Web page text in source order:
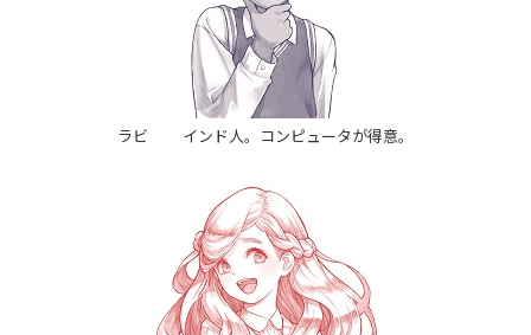
ラビ インド人。コンピュータが得意。